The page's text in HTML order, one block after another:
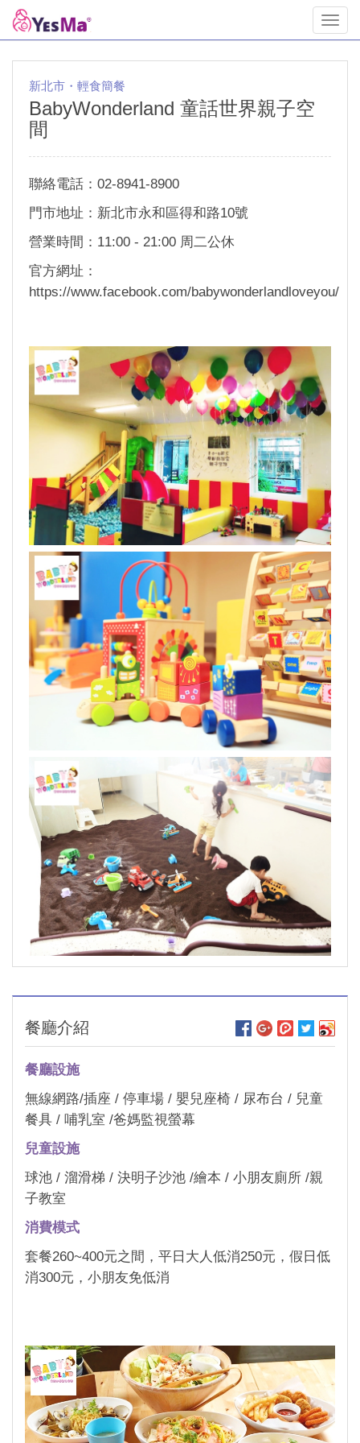
新北市・輕食簡餐
BabyWonderland 童話世界親子空
間
聯絡電話：02-8941-8900
門市地址：新北市永和區得和路10號
營業時間：11:00 - 21:00 周二公休
官方網址：
https://www.facebook.com/babywonderlandloveyou/
餐廳介紹
餐廳設施
無線網路/插座 / 停車場 / 嬰兒座椅 / 尿布台 / 兒童
餐具 / 哺乳室 /爸媽監視螢幕
兒童設施
球池 / 溜滑梯 / 決明子沙池 /繪本 / 小朋友廁所 /親
子教室
消費模式
套餐260~400元之間，平日大人低消250元，假日低
消300元，小朋友免低消